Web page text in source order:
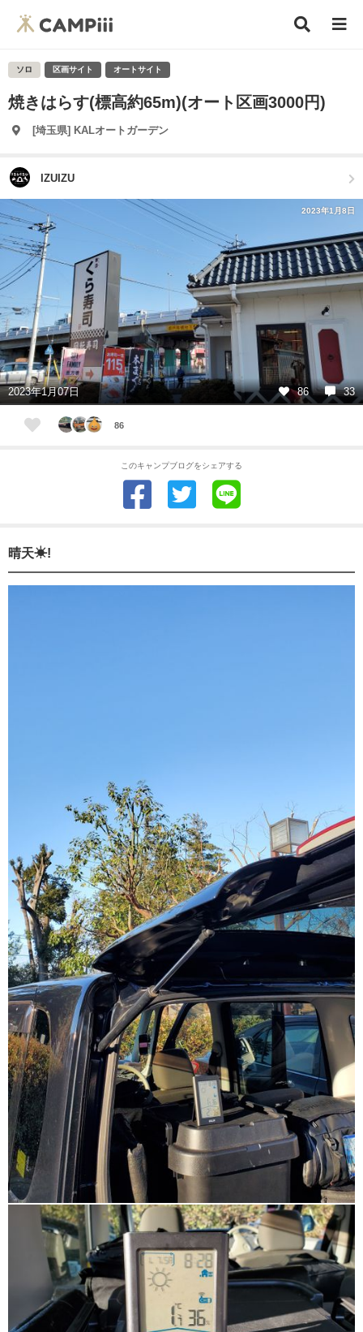
ソロ 区画サイト オートサイト
焼きはらす(標高約65m)(オート区画3000円)
[埼玉県] KALオートガーデン
IZUIZU
2023年1月8日
2023年1月07日 86 33
86
このキャンプブログをシェアする
晴天☀!